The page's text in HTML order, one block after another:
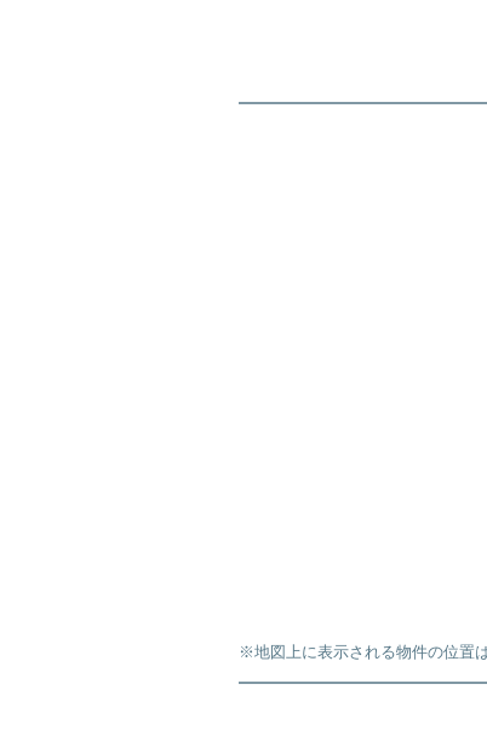
※地図上に表示される物件の位置